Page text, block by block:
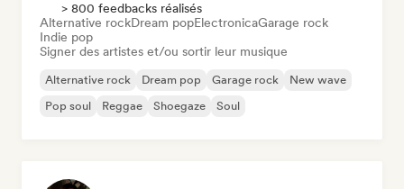
> 800 feedbacks réalisés
Alternative rockDream popElectronicaGarage rock
Indie pop
Signer des artistes et/ou sortir leur musique
Alternative rock Dream pop Garage rock
New wave
Pop soul
Reggae Shoegaze Soul